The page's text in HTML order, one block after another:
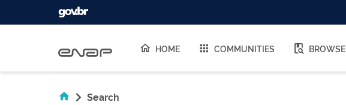
HOME COMMUNITIES BROWSE
Search